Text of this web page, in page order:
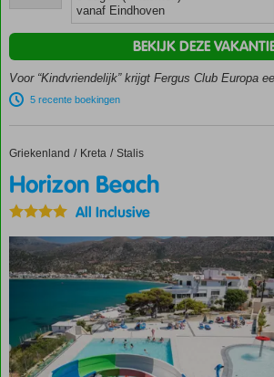
splash pool
voor de
Op
korte
Paguera
Gratis
shuttleservice
naar het
Gevarieerd
animatieprogramma
beoordelingenvanaf Eindhoven
Voor “Kindvriendelijk” krijgt Fergus Club Europa
5 recente boekingen
BEKIJK DEZE
Home
Griekenland Kreta Stalis
Horizon Beach
Horizon Beach
All Inclusive